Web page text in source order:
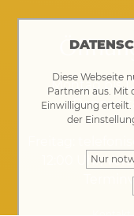
Montag bis
12:00 Uhr,
Diese Webseite
Partnern aus. Mit
Einwilligung
der
Nur